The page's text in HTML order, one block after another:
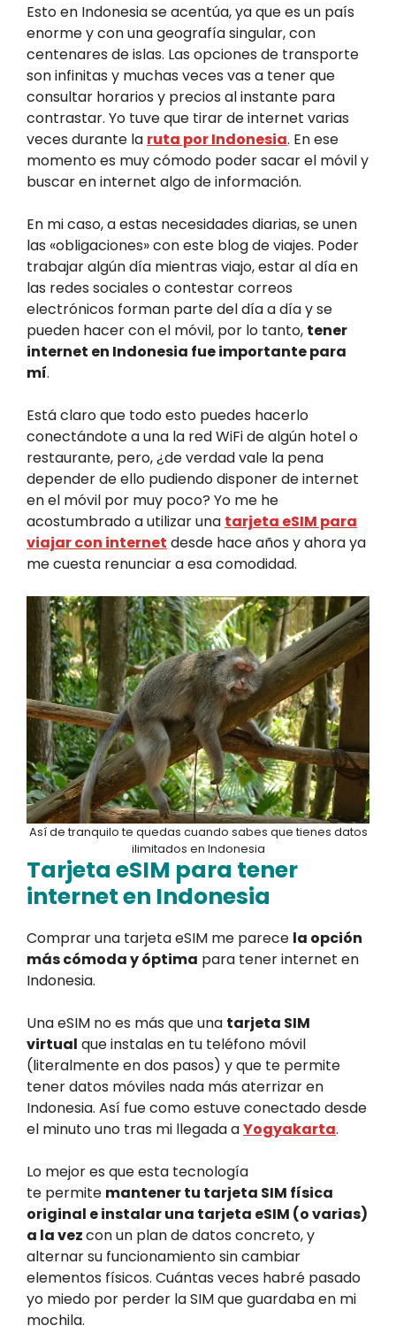
Esto en Indonesia se acentúa, ya que es un país
enorme y con una geografía singular, con
centenares de islas. Las opciones de transporte
son infinitas y muchas veces vas a tener que
consultar horarios y precios al instante para
contrastar. Yo tuve que tirar de internet varias
veces durante la ruta por Indonesia. En ese
momento es muy cómodo poder sacar el móvil y
buscar en internet algo de información.
En mi caso, a estas necesidades diarias, se unen
las «obligaciones» con este blog de viajes. Poder
trabajar algún día mientras viajo, estar al día en
las redes sociales o contestar correos
electrónicos forman parte del día a día y se
pueden hacer con el móvil, por lo tanto, tener
internet en Indonesia fue importante para
mí.
Está claro que todo esto puedes hacerlo
conectándote a una la red WiFi de algún hotel o
restaurante, pero, ¿de verdad vale la pena
depender de ello pudiendo disponer de internet
en el móvil por muy poco? Yo me he
acostumbrado a utilizar una tarjeta eSIM para
viajar con internet desde hace años y ahora ya
me cuesta renunciar a esa comodidad.
Así de tranquilo te quedas cuando sabes que tienes datos
ilimitados en Indonesia
Tarjeta eSIM para tener
internet en Indonesia
Comprar una tarjeta eSIM me parece la opción
más cómoda y óptima para tener internet en
Indonesia.
Una eSIM no es más que una tarjeta SIM
virtual que instalas en tu teléfono móvil
(literalmente en dos pasos) y que te permite
tener datos móviles nada más aterrizar en
Indonesia. Así fue como estuve conectado desde
el minuto uno tras mi llegada aYogyakarta.
Lo mejor es que esta tecnología
te permite mantener tu tarjeta SIM física
original e instalar una tarjeta eSIM (o varias)
a la vezcon un plan de datos concreto, y
alternar su funcionamiento sin cambiar
elementos físicos. Cuántas veces habré pasado
yo miedo por perder la SIM que guardaba en mi
mochila.